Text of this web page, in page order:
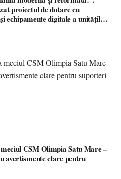
proiectul de dotare cu
echipamente digitale a unităților
CSM Olimpia Satu Mare –
avertismente clare pentru